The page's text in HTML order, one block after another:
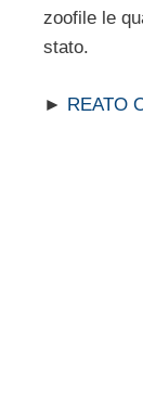
zoofile le
stato.
► REATO